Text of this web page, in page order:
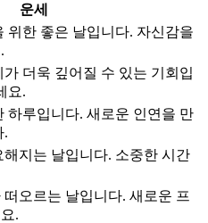
운세
위한 좋은 날입니다. 자신감을
더욱 깊어질 수 있는 기회입
요.
하루입니다. 새로운 인연을 만
.
지는 날입니다. 소중한 시간
오르는 날입니다. 새로운 프
.